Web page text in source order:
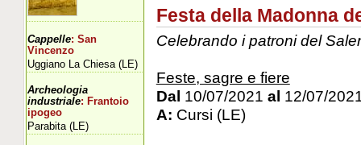
Festa della Madonna
Celebrando i patroni del
Feste, sagre e fiere
Dal 10/07/2021 al 12/07/
A: Cursi (LE)
Cappelle: San
Vincenzo
Uggiano La Chiesa (LE)
Archeologia
industriale: Frantoio
ipogeo
Parabita (LE)